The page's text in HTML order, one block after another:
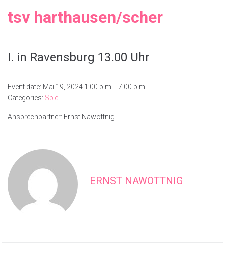
tsv harthausen/scher
I. in Ravensburg 13.00 Uhr
Event date: Mai 19, 2024 1:00 p.m. - 7:00 p.m.
Categories: Spiel
Ansprechpartner: Ernst Nawottnig
ERNST NAWOTTNIG